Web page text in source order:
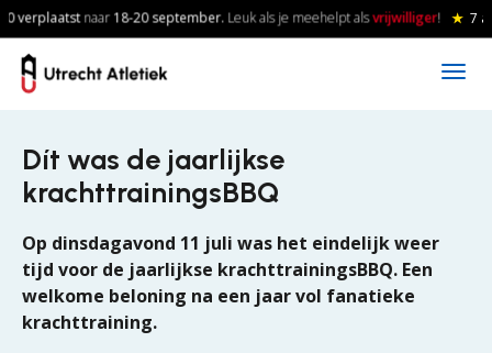
Skip to main content
verplaatstnaar18-20september.Leuk als je meehelpt alsvrijwilliger! ★ 7
Dít was de jaarlijkse
krachttrainingsBBQ
Op dinsdagavond 11 juli was het eindelijk weer
tijd voor de jaarlijkse krachttrainingsBBQ. Een
welkome beloning na een jaar vol fanatieke
krachttraining.